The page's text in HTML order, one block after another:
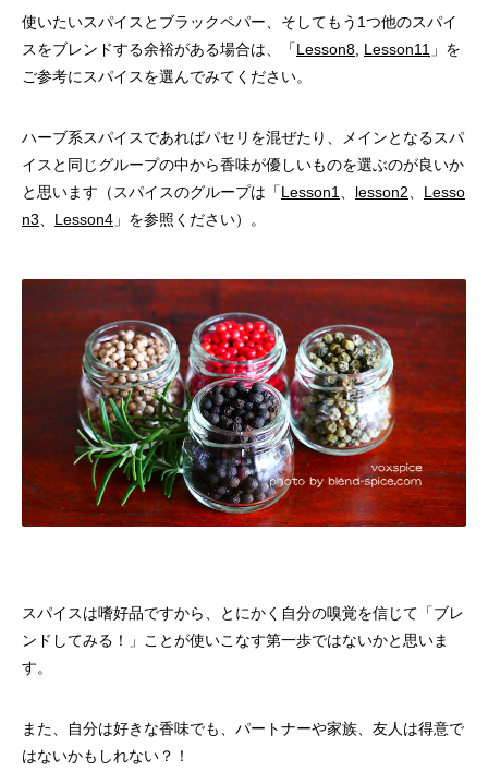
使いたいスパイスとブラックペパー、そしてもう1つ他のスパイ
スをブレンドする余裕がある場合は、「Lesson8, Lesson11 」を
ご参考にスパイスを選んでみてください。
ハーブ系スパイスであればパセリを混ぜたり、メインとなるスパ
イスと同じグループの中から香味が優しいものを選ぶのが良いか
と思います（スパイスのグループは「Lesson1、 lesson2、 Lesso
n3、 Lesson4 」を参照ください）。
スパイスは嗜好品ですから、とにかく自分の嗅覚を信じて「ブレ
ンドしてみる！」ことが使いこなす第一歩ではないかと思いま
す。
また、自分は好きな香味でも、パートナーや家族、友人は得意で
はないかもしれない？！